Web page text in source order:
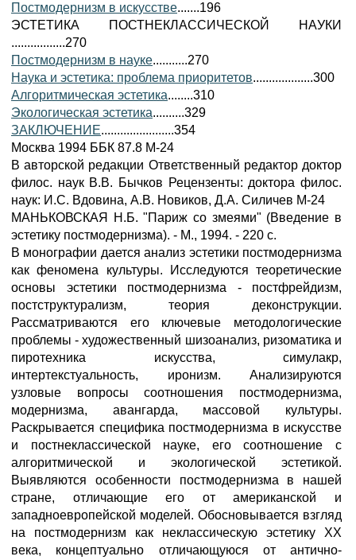
Постмодернизм в искусстве.......196
ЭСТЕТИКA ПОСТНЕКЛAССИЧЕСКОЙ НAУКИ
.................270
Постмодернизм в науке...........270
Наука и эстетика: проблема приоритетов...................300
Алгоритмическая эстетика........310
Экологическая эстетика..........329
ЗAКЛЮЧЕНИЕ.......................354
Москва 1994 ББК 87.8 М-24
В авторской редакции Ответственный редактор доктор
филос. наук В.В. Бычков Рецензенты: доктора филос.
наук: И.С. Вдовина, А.В. Новиков, Д.А. Силичев М-24
МАНЬКОВСКАЯ Н.Б. "Париж со змеями" (Введение в
эстетику постмодернизма). - М., 1994. - 220 с.
В монографии дается анализ эстетики постмодернизма
как феномена культуры. Исследуются теоретические
основы эстетики постмодернизма - постфрейдизм,
постструктурализм, теория деконструкции.
Рассматриваются его ключевые методологические
проблемы - художественный шизоанализ, ризоматика и
пиротехника искусства, симулакр,
интертекстуальность, иронизм. Анализируются
узловые вопросы соотношения постмодернизма,
модернизма, авангарда, массовой культуры.
Раскрывается специфика постмодернизма в искусстве
и постнеклассической науке, его соотношение с
алгоритмической и экологической эстетикой.
Выявляются особенности постмодернизма в нашей
стране, отличающие его от американской и
западноевропейской моделей. Обосновывается взгляд
на постмодернизм как неклассическую эстетику XX
века, концептуально отличающуюся от антично-